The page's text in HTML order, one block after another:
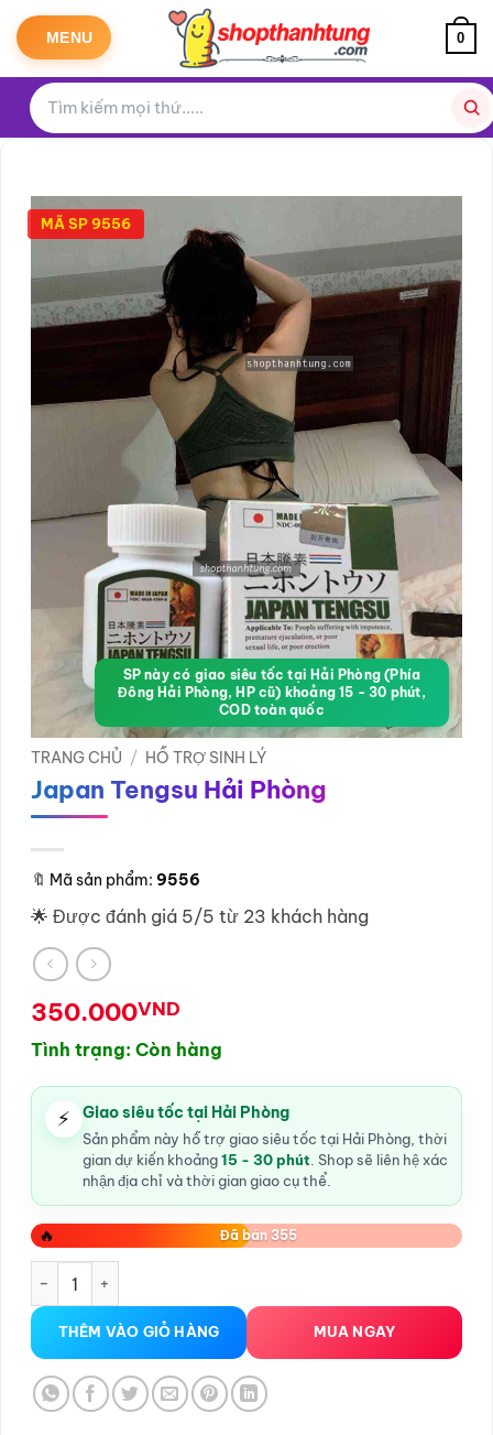
qua
dung
MENU 0
MÃ SP 9556
SP này có giao siêu tốc tại Hải Phòng (Phía
Đông Hải Phòng, HP cũ) khoảng 15 - 30 phút,
COD toàn quốc
TRANG CHỦ / HỖ TRỢ SINH LÝ
Japan Tengsu Hải Phòng
🔖 Mã sản phẩm: 9556
🌟 Được đánh giá 5/5 từ 23 khách hàng
350.000VND
Tình trạng: Còn hàng
⚡ Giao siêu tốc tại Hải Phòng
Sản phẩm này hỗ trợ giao siêu tốc tại Hải Phòng, thời
gian dự kiến khoảng15 - 30 phút. Shop sẽ liên hệ xác
nhận địa chỉ và thời gian giao cụ thể.
🔥 Đã bán 355
THÊM VÀO GIỎ HÀNG MUA NGAY